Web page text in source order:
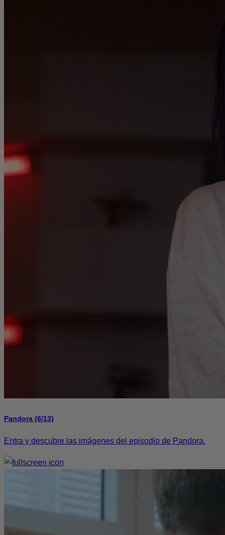
Pandora (6/13)
Entra y descubre las imágenes del episodio de Pandora.